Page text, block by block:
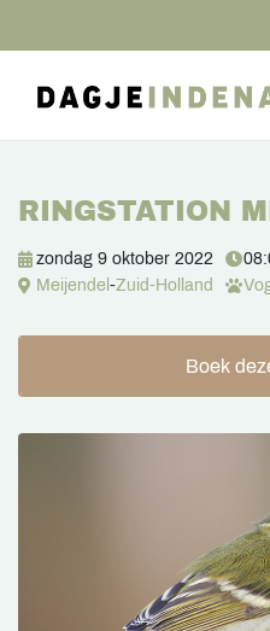
RINGSTATION
zondag 9 oktober 2022
Meijendel -Zuid-Holland
Boek